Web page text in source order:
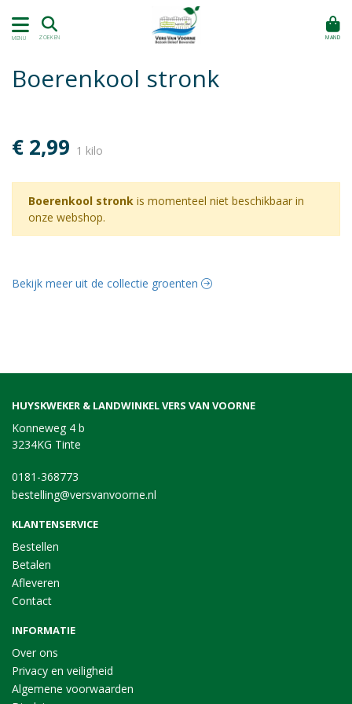
MENU ZOEKEN MAND
Boerenkool stronk
€ 2,99 1 kilo
Boerenkool stronk is momenteel niet beschikbaar in
onze webshop.
Bekijk meer uit de collectie groenten
HUYSKWEKER & LANDWINKEL VERS VAN VOORNE
Konneweg 4 b
3234KG Tinte
0181-368773
bestelling@versvanvoorne.nl
KLANTENSERVICE
Bestellen
Betalen
Afleveren
Contact
INFORMATIE
Over ons
Privacy en veiligheid
Algemene voorwaarden